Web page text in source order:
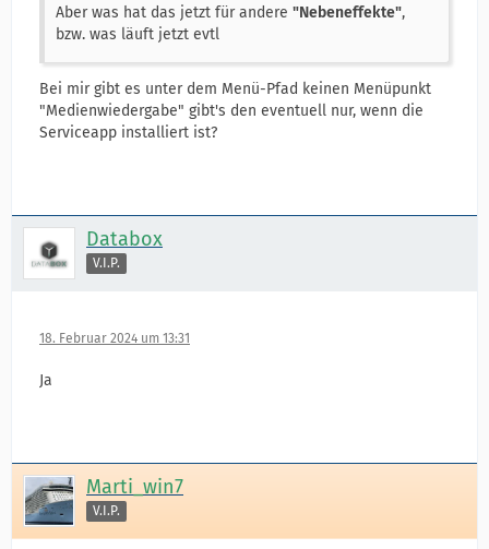
Aber was hat das jetzt für andere "Nebeneffekte",
bzw. was läuft jetzt evtl
Bei mir gibt es unter dem Menü-Pfad keinen Menüpunkt
"Medienwiedergabe" gibt's den eventuell nur, wenn die
Serviceapp installiert ist?
Databox
V.I.P.
18. Februar 2024 um 13:31
Ja
Marti_win7
V.I.P.